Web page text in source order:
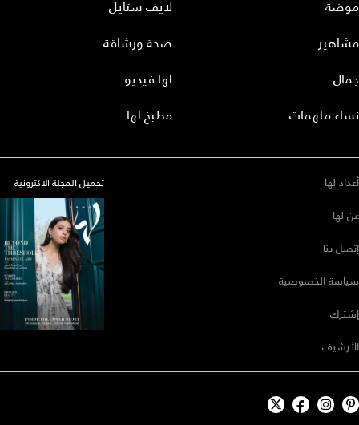
موضة
مشاهير
جمال
نساء ملهمات
لايف ستايل
صحة ورشاقة
لها فيديو
مطبخ لها
أعداد لها
عن لها
إتصل بنا
سياسة الخصوصية
إشترك
الأرشيف
تحميل المجلة الاكترونية